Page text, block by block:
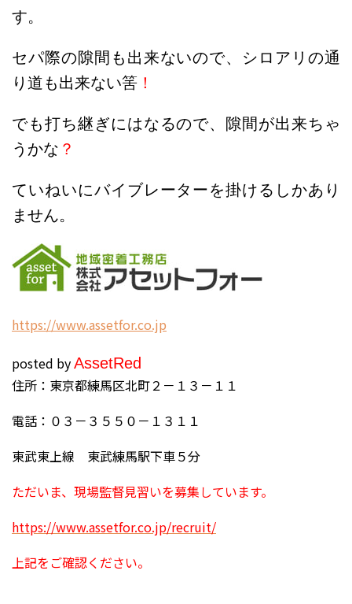
す。
セパ際の隙間も出来ないので、シロアリの通
り道も出来ない筈 ！
でも打ち継ぎにはなるので、隙間が出来ちゃ
うかな ？
ていねいにバイブレーターを掛けるしかあり
ません。
https://www.assetfor.co.jp
posted byAssetRed
住所：東京都練馬区北町２－１３－１１
電話：０３－３５５０－１３１１
東武東上線 東武練馬駅下車５分
ただいま、現場監督見習いを募集しています。
https://www.assetfor.co.jp/recruit/
上記をご確認ください。